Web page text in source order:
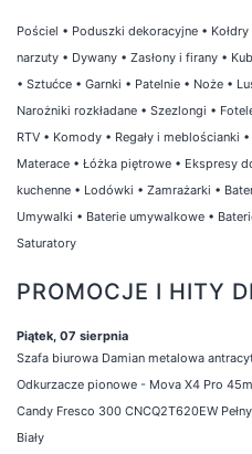
Pościel • Poduszki dekoracyjne • Kołdry
narzuty • Dywany • Zasłony i firany •
• Sztućce • Garnki • Patelnie • Noże •
Narożniki rozkładane • Szezlongi •
RTV • Komody • Regały i meblościanki •
Materace • Łóżka piętrowe • Ekspresy
kuchenne • Lodówki • Zamrażarki •
Umywalki • Baterie umywalkowe •
Saturatory
PROMOCJE I HITY
Piątek, 07 sierpnia
Szafa biurowa Damian metalowa
Odkurzacze pionowe - Mova X4 Pro
Candy Fresco 300 CNCQ2T620EW
Biały